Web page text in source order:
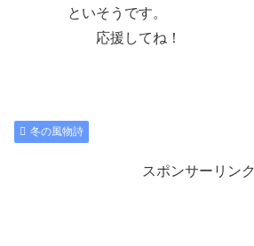
といそうです。
応援してね！
冬の風物詩
スポンサーリンク